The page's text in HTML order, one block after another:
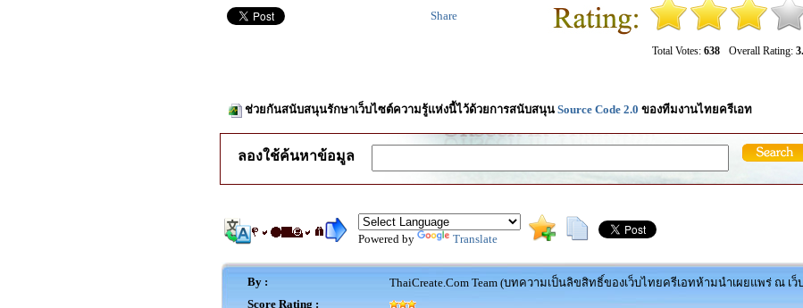
Total Votes: 638 Overall Rating:
Share
ช่วยกันสนับสนุนรักษาเว็บไซต์ความรู้แห่งนี้ไว้ด้วยการสนับสนุน Source Code 2.0 ของทีมงานไทยครีเอท
ลองใช้ค้นหาข้อมูล
Powered by Translate
By :
ThaiCreate.Com Team (บทความเป็นลิขสิทธิ์ของเว็บไทยครีเอทห้ามนำเผยแพร่ ณ เ
Score Rating :